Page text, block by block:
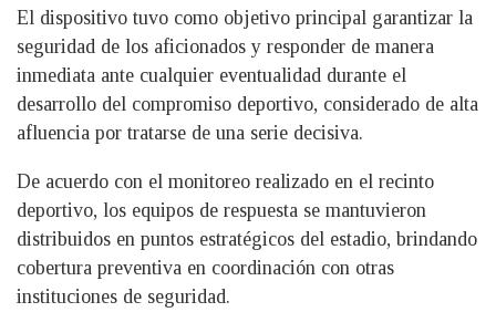
El dispositivo tuvo como objetivo principal garantizar la
seguridad de los aficionados y responder de manera
inmediata ante cualquier eventualidad durante el
desarrollo del compromiso deportivo, considerado de alta
afluencia por tratarse de una serie decisiva.
De acuerdo con el monitoreo realizado en el recinto
deportivo, los equipos de respuesta se mantuvieron
distribuidos en puntos estratégicos del estadio, brindando
cobertura preventiva en coordinación con otras
instituciones de seguridad.